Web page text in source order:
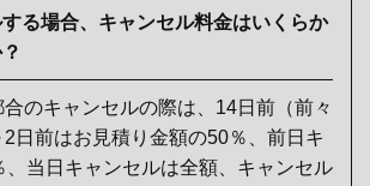
る場合、キャンセル料金はいくらか
のキャンセルの際は、14日前（前々
日前はお見積り金額の50％、前日キ
、当日キャンセルは全額、キャンセル